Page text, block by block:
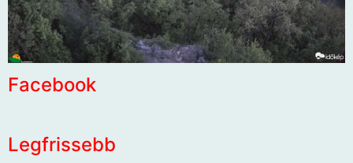
Facebook
Legfrissebb